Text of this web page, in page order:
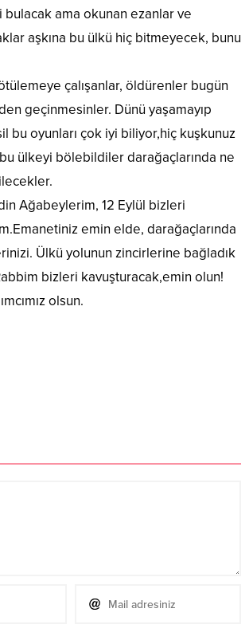
bulacak ama okunan ezanlar ve
aşkına bu ülkü hiç bitmeyecek, bunu
çalışanlar, öldürenler bugün
geçinmesinler. Dünü yaşamayıp
bu oyunları çok iyi biliyor,hiç kuşkunuz
ülkeyi bölebildiler darağaçlarında ne
Ağabeylerim, 12 Eylül bizleri
emin elde, darağaçlarında
Ülkü yolunun zincirlerine bağladık
bizleri kavuşturacak,emin olun!
olsun.